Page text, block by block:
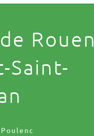
Rouen
Saint-